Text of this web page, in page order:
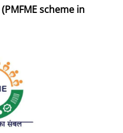
(PMFME scheme in